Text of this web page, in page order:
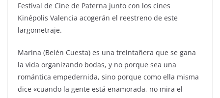
Festival de Cine de Paterna junto con los cines
Kinépolis Valencia acogerán el reestreno de este
largometraje.
Marina (Belén Cuesta) es una treintañera que se gana
la vida organizando bodas, y no porque sea una
romántica empedernida, sino porque como ella misma
dice «cuando la gente está enamorada, no mira el